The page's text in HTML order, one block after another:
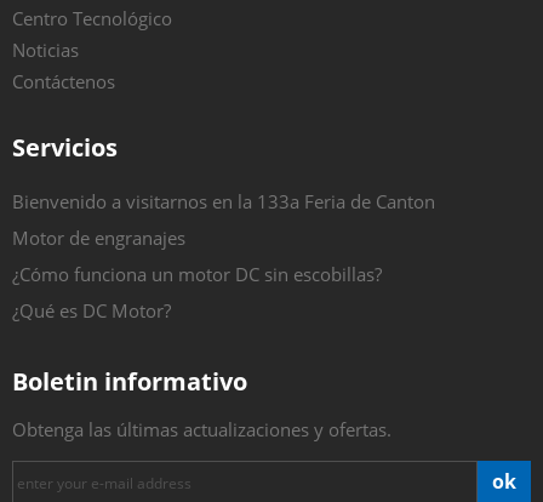
Centro Tecnológico
Noticias
Contáctenos
Servicios
Bienvenido a visitarnos en la 133a Feria de Canton
Motor de engranajes
¿Cómo funciona un motor DC sin escobillas?
¿Qué es DC Motor?
Boletin informativo
Obtenga las últimas actualizaciones y ofertas.
ok